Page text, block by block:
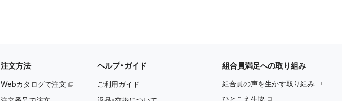
注文方法
Webカタログで注文
ヘルプ・ガイド
ご利用ガイド
組合員満足への取り組み
組合員の声を生かす取り組み